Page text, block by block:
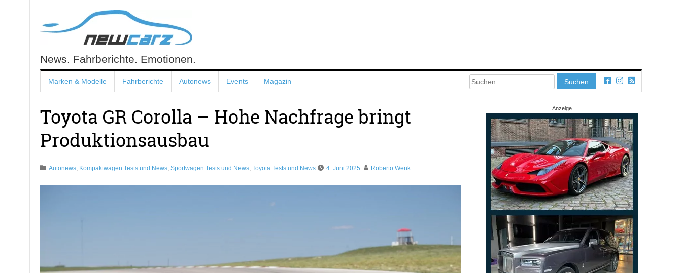
content
NewCarz.de
News. Fahrberichte. Emotionen.
Marken & Modelle Fahrberichte Autonews Events Magazin
Suchen
nach:
Toyota GR Corolla – Hohe Nachfrage bringt
Produktionsausbau
Autonews, Kompaktwagen Tests und News, Sportwagen Tests und News, Toyota Tests und News 4. Juni 2025 Roberto Wenk
Anzeige